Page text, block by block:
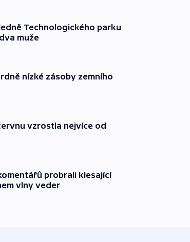
Technologického parku
muže
nízké zásoby zemního
vzrostla nejvíce od
probrali klesající
vlny veder